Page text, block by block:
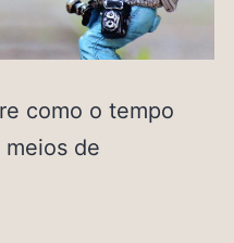
como o tempo
de